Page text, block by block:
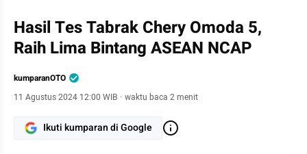
Hasil Tes Tabrak Chery Omoda 5,
Raih Lima Bintang ASEAN NCAP
kumparanOTO
11 Agustus 2024 12:00 WIB · waktu baca 2 menit
Ikuti kumparan di Google